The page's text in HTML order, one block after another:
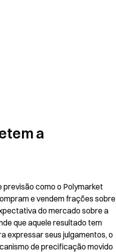
a
como o Polymarket
e vendem frações sobre
do mercado sobre a
que aquele resultado tem
expressar seus julgamentos, o
de precificação movido